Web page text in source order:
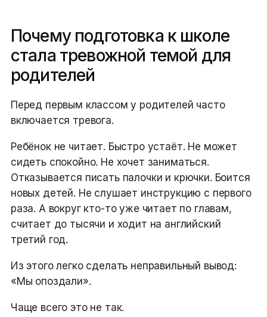
Почему подготовка к школе
стала тревожной темой для
родителей
Перед первым классом у родителей часто
включается тревога.
Ребёнок не читает. Быстро устаёт. Не может
сидеть спокойно. Не хочет заниматься.
Отказывается писать палочки и крючки. Боится
новых детей. Не слушает инструкцию с первого
раза. А вокруг кто-то уже читает по главам,
считает до тысячи и ходит на английский
третий год.
Из этого легко сделать неправильный вывод:
«Мы опоздали».
Чаще всего это не так.